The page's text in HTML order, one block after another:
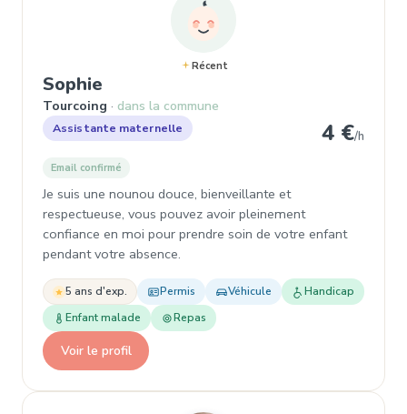
Récent
Sophie
Tourcoing dans la commune
Assistante maternelle 4 €/h
Email confirmé
Je suis une nounou douce, bienveillante et
respectueuse, vous pouvez avoir pleinement
confiance en moi pour prendre soin de votre enfant
pendant votre absence.
5 ans d'exp. Permis Véhicule
Handicap
Enfant malade
Repas
Voir le profil